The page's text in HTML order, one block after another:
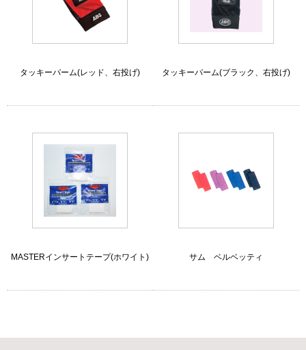
タッキーパーム(レッド、右投げ) タッキーパーム(ブラック、右投げ)
MASTERインサートテープ(ホワイト) サム ベルベッティ